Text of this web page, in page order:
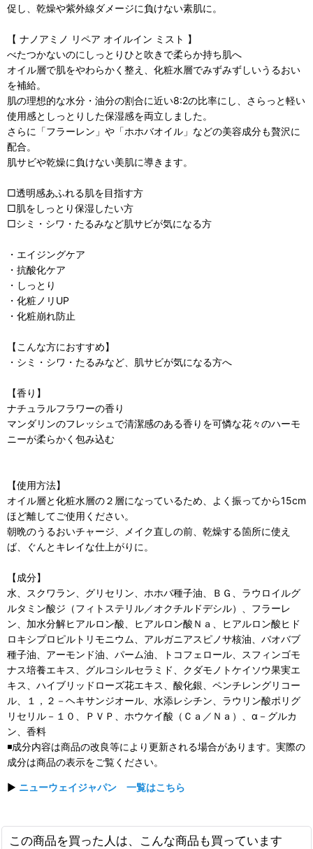
促し、乾燥や紫外線ダメージに負けない素肌に。
【 ナノアミノ リペア オイルイン ミスト 】
べたつかないのにしっとりひと吹きで柔らか持ち肌へ
オイル層で肌をやわらかく整え、化粧水層でみずみずしいうるおい
を補給。
肌の理想的な水分・油分の割合に近い8:2の比率にし、さらっと軽い
使用感としっとりした保湿感を両立しました。
さらに「フラーレン」や「ホホバオイル」などの美容成分も贅沢に
配合。
肌サビや乾燥に負けない美肌に導きます。
□透明感あふれる肌を目指す方
□肌をしっとり保湿したい方
□シミ・シワ・たるみなど肌サビが気になる方
・エイジングケア
・抗酸化ケア
・しっとり
・化粧ノリUP
・化粧崩れ防止
【こんな方におすすめ】
・シミ・シワ・たるみなど、肌サビが気になる方へ
【香り】
ナチュラルフラワーの香り
マンダリンのフレッシュで清潔感のある香りを可憐な花々のハーモ
ニーが柔らかく包み込む
【使用方法】
オイル層と化粧水層の２層になっているため、よく振ってから15cm
ほど離してご使用ください。
朝晩のうるおいチャージ、メイク直しの前、乾燥する箇所に使え
ば、ぐんとキレイな仕上がりに。
【成分】
水、スクワラン、グリセリン、ホホバ種子油、ＢＧ、ラウロイルグ
ルタミン酸ジ（フィトステリル／オクチルドデシル）、フラーレ
ン、加水分解ヒアルロン酸、ヒアルロン酸Ｎａ、ヒアルロン酸ヒド
ロキシプロピルトリモニウム、アルガニアスピノサ核油、バオバブ
種子油、アーモンド油、パーム油、トコフェロール、スフィンゴモ
ナス培養エキス、グルコシルセラミド、クダモノトケイソウ果実エ
キス、ハイブリッドローズ花エキス、酸化銀、ペンチレングリコー
ル、１，２－ヘキサンジオール、水添レシチン、ラウリン酸ポリグ
リセリル－１０、ＰＶＰ、ホウケイ酸（Ｃａ／Ｎａ）、α－グルカ
ン、香料
◾️成分内容は商品の改良等により更新される場合があります。実際の
成分は商品の表示をご覧ください。
▶ ニューウェイジャパン 一覧はこちら
この商品を買った人は、こんな商品も買っています